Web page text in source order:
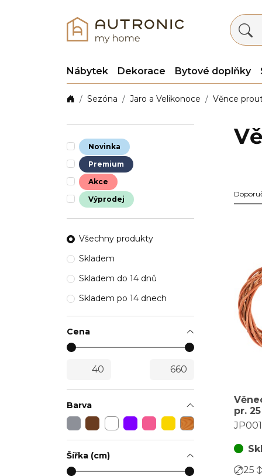
Nábytek Dekorace Bytové doplňky
Sezóna Jaro a Velikonoce Věnce
Novinka
Premium
Akce
Výprodej
Všechny produkty
Skladem
Skladem do 14 dnů
Skladem po 14 dnech
Cena
Barva
Šířka (cm)
pr.
barva
25